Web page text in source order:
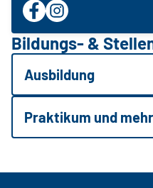
Bildungs- &
Ausbildung
Praktikum und mehr